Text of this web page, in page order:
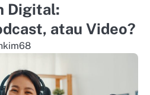
Digital:
atau Video?